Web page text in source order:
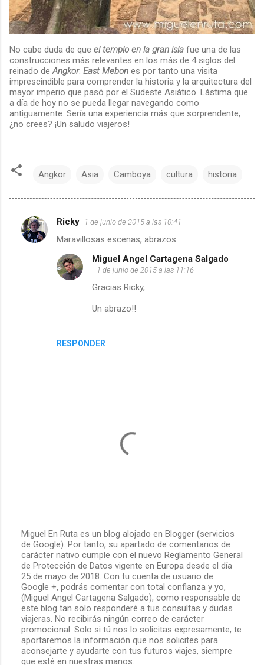
No cabe duda de que el templo en la gran isla fue una de las
construcciones más relevantes en los más de 4 siglos del
reinado deAngkor. East Mebon es por tanto una visita
imprescindible para comprender la historia y la arquitectura del
mayor imperio que pasó por el Sudeste Asiático. Lástima que
a día de hoy no se pueda llegar navegando como
antiguamente. Sería una experiencia más que sorprendente,
¿no crees? ¡Un saludo viajeros!
Angkor Asia Camboya cultura historia
C
Ricky 1 de junio de 2015 a las 10:41
Maravillosas escenas, abrazos
RESPONDER
Miguel Angel Cartagena Salgado
1 de junio de 2015 a las 11:16
Gracias Ricky,
Un abrazo!!
P
u
b
l
i
c
a
r
u
n
c
o
Miguel En Ruta es un blog alojado en Blogger (servicios
de Google). Por tanto, su apartado de comentarios de
carácter nativo cumple con el nuevo Reglamento General
de Protección de Datos vigente en Europa desde el día
25 de mayo de 2018. Con tu cuenta de usuario de
Google +, podrás comentar con total confianza y yo,
(Miguel Angel Cartagena Salgado), como responsable de
este blog tan solo responderé a tus consultas y dudas
viajeras. No recibirás ningún correo de carácter
promocional. Solo si tú nos lo solicitas expresamente, te
aportaremos la información que nos solicites para
aconsejarte y ayudarte con tus futuros viajes, siempre
que esté en nuestras manos.